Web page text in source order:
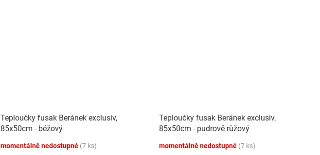
Teploučky fusak Beránek exclusiv,
85x50cm - béžový
momentálně nedostupné (7 ks)
Teploučky fusak Beránek exclusiv,
85x50cm - pudrově růžový
momentálně nedostupné (7 ks)